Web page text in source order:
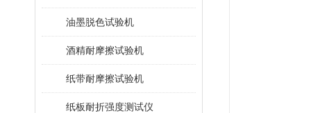
油墨脱色试验机
酒精耐摩擦试验机
纸带耐摩擦试验机
纸板耐折强度测试仪